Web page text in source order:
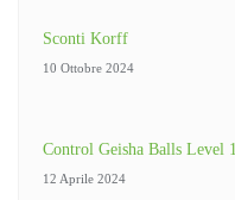
Sconti Korff
10 Ottobre 2024
Control Geisha Balls Level 1
12 Aprile 2024